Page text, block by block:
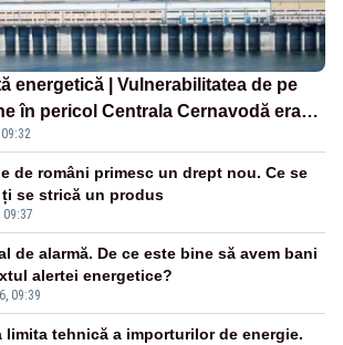
energetică | Vulnerabilitatea de pe
în pericol Centrala Cernavodă era
lui Ceaușescu
09:37
de români primesc un drept nou. Ce se
se strică un produs
09:39
de alarmă. De ce este bine să avem bani
alertei energetice?
limita tehnică a importurilor de energie.